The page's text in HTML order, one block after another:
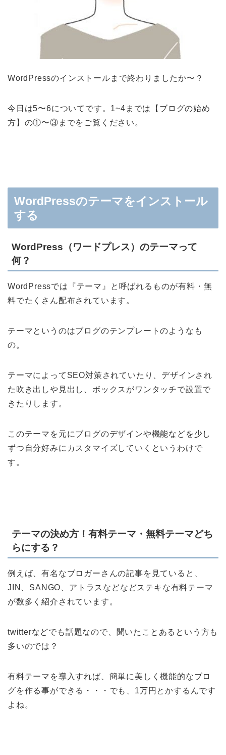
WordPressのインストールまで終わりましたか〜？
今日は5〜6についてです。1~4までは【ブログの始め
方】の①〜③までをご覧ください。
WordPressのテーマをインストール
する
WordPress（ワードプレス）のテーマって
何？
WordPressでは『テーマ』と呼ばれるものが有料・無
料でたくさん配布されています。
テーマというのはブログのテンプレートのようなも
の。
テーマによってSEO対策されていたり、デザインされ
た吹き出しや見出し、ボックスがワンタッチで設置で
きたりします。
このテーマを元にブログのデザインや機能などを少し
ずつ自分好みにカスタマイズしていくというわけで
す。
テーマの決め方！有料テーマ・無料テーマどち
らにする？
例えば、有名なブロガーさんの記事を見ていると、
JIN、SANGO、アトラスなどなどステキな有料テーマ
が数多く紹介されています。
twitterなどでも話題なので、聞いたことあるという方も
多いのでは？
有料テーマを導入すれば、簡単に美しく機能的なブロ
グを作る事ができる・・・でも、1万円とかするんです
よね。